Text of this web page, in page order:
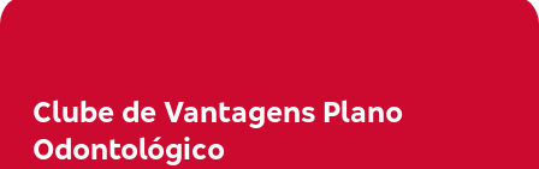
Clube de Vantagens Plano
Odontológico